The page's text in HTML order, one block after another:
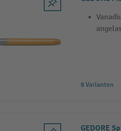
8 Varianten
GEDORE